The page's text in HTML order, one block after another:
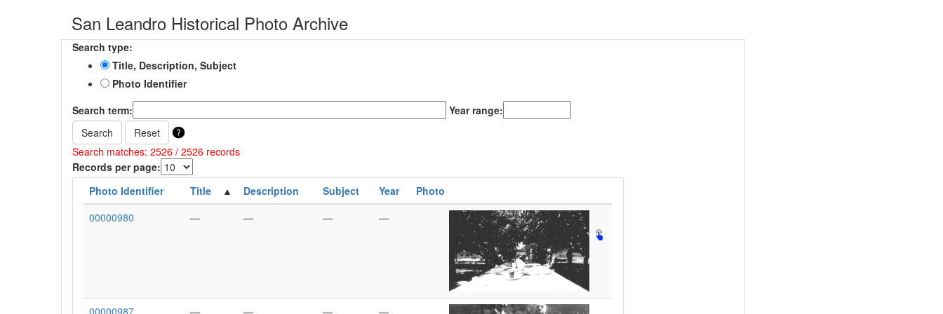
San Leandro Historical Photo Archive
Search type:
Title, Description, Subject
Photo Identifier
Search term:
Year range:
Search
Reset
Search matches: 2526 / 2526 records
Records per page:
Photo Identifier
Title Description Subject Year
Photo
00000980
— — — —
00000987 — — — —